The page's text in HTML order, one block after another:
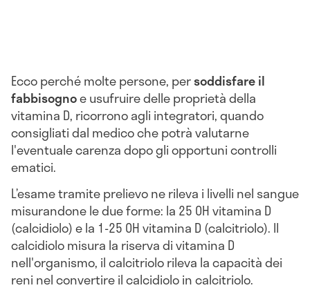
Ecco perché molte persone, persoddisfare il
fabbisognoe usufruire delle proprietà della
vitamina D, ricorrono agli integratori, quando
consigliati dal medico che potrà valutarne
l'eventuale carenza dopo gli opportuni controlli
ematici.
L’esame tramite prelievo ne rileva i livelli nel sangue
misurandone le due forme: la 25 OH vitamina D
(calcidiolo) e la 1-25 OH vitamina D (calcitriolo). Il
calcidiolo misura la riserva di vitamina D
nell'organismo, il calcitriolo rileva la capacità dei
reni nel convertire il calcidiolo in calcitriolo.